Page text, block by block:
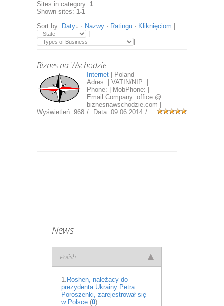
Sites in category: 1
Shown sites: 1-1
Sort by: Daty · Nazwy · Ratingu · Kliknięciom
Biznes na Wschodzie
Internet | Poland
Adres: | VATIN/NIP: |
Phone: | MobPhone: |
Email Company: office @
biznesnawschodzie.com |
Wyświetleń: 968 Data: 09.06.2014
News
Polish
1. Roshen, należący do
prezydenta Ukrainy Petra
Poroszenki, zarejestrował się
w Polsce (0)